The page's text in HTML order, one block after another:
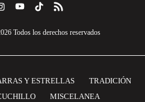
Todos los derechos reservados
Y ESTRELLAS
TRADICIÓN
MISCELANEA